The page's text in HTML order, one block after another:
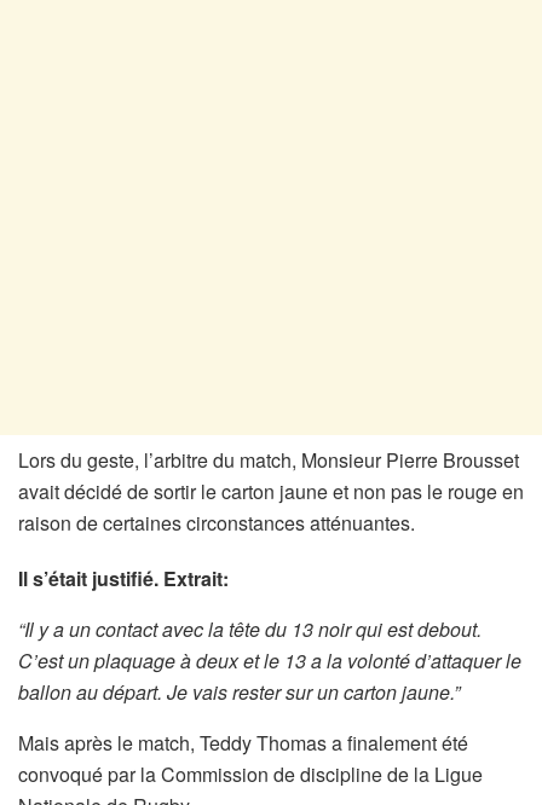
Lors du geste, l’arbitre du match, Monsieur Pierre Brousset
avait décidé de sortir le carton jaune et non pas le rouge en
raison de certaines circonstances atténuantes.
Il s’était justifié. Extrait:
“Il y a un contact avec la tête du 13 noir qui est debout.
C’est un plaquage à deux et le 13 a la volonté d’attaquer le
ballon au départ. Je vais rester sur un carton jaune.”
Mais après le match, Teddy Thomas a finalement été
convoqué par la Commission de discipline de la Ligue